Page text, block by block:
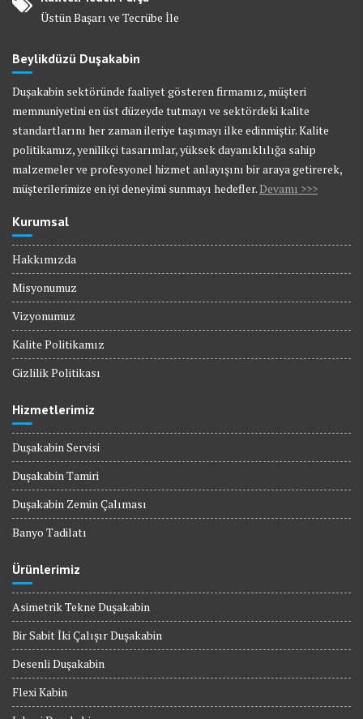
Üstün Başarı ve Tecrübe İle
Beylikdüzü Duşakabin
Duşakabin sektöründe faaliyet gösteren firmamız, müşteri
memnuniyetini en üst düzeyde tutmayı ve sektördeki kalite
standartlarını her zaman ileriye taşımayı ilke edinmiştir. Kalite
politikamız, yenilikçi tasarımlar, yüksek dayanıklılığa sahip
malzemeler ve profesyonel hizmet anlayışını bir araya getirerek,
müşterilerimize en iyi deneyimi sunmayı hedefler.Devamı >>>
Kurumsal
Hakkımızda
Misyonumuz
Vizyonumuz
Kalite Politikamız
Gizlilik Politikası
Hizmetlerimiz
Duşakabin Servisi
Duşakabin Tamiri
Duşakabin Zemin Çalıması
Banyo Tadilatı
Ürünlerimiz
Asimetrik Tekne Duşakabin
Bir Sabit İki Çalışır Duşakabin
Desenli Duşakabin
Flexi Kabin